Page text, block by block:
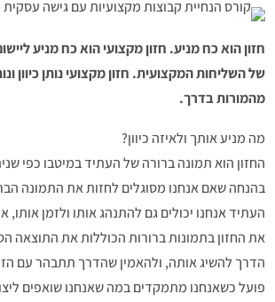
חזון הוא כח מניע. חזון מקצועי הוא כח מניע
של השליחות המקצועית. חזון מקצועי נותן כיוון
מהמורות בדרך.
מה מניע אותך ולאיזה כיוון?
החזון הוא תמונה ברורה של העתיד במיטבו כפי
בהנחה שאם אנחנו מסוגלים לחזות את התמונה
העתיד אנחנו יכולים גם להתנהג אותו ולזמן אותו,
את החזון בתמונות ברורות הכוללות את התוצאה
הדרך להשיג אותה, ולהאמין שהדרך תתבהר עם
פועל כשאנחנו מתמקדים במה שאנחנו שואפים